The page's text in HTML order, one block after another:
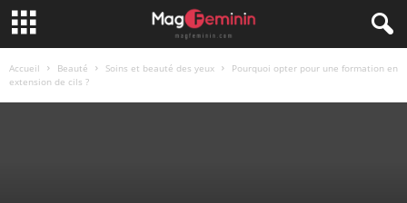
Accueil Beauté Soins et beauté des yeux
Pourquoi opter pour une formation en
extension de cils ?